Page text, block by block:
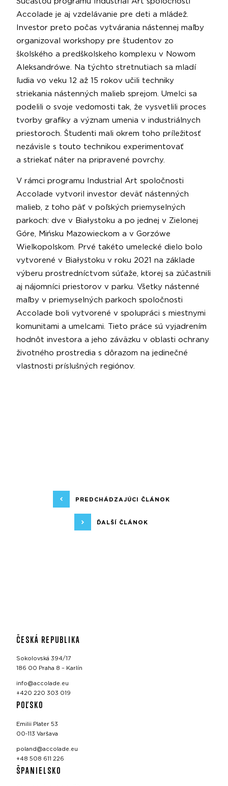
Accolade je aj vzdelávanie pre deti a mládež.
Investor preto počas vytvárania nástennej maľby
organizoval workshopy pre študentov zo
školského a predškolskeho komplexu v Nowom
Aleksandrówe. Na týchto stretnutiach sa mladí
ľudia vo veku 12 až 15 rokov učili techniky
striekania nástenných malieb sprejom. Umelci sa
podelili o svoje vedomosti tak, že vysvetlili proces
tvorby grafiky a význam umenia v industriálnych
priestoroch. Študenti mali okrem toho príležitosť
nezávisle s touto technikou experimentovať
a striekať náter na pripravené povrchy.
V rámci programu Industrial Art spoločnosti
Accolade vytvoril investor deväť nástenných
malieb, z toho päť v poľských priemyselných
parkoch: dve v Białystoku a po jednej v Zielonej
Góre, Mińsku Mazowieckom a v Gorzówe
Wielkopolskom. Prvé takéto umelecké dielo bolo
vytvorené v Białystoku v roku 2021 na základe
výberu prostredníctvom súťaže, ktorej sa zúčastnili
aj nájomníci priestorov v parku. Všetky nástenné
maľby v priemyselných parkoch spoločnosti
Accolade boli vytvorené v spolupráci s miestnymi
komunitami a umelcami. Tieto práce sú vyjadrením
hodnôt investora a jeho záväzku v oblasti ochrany
životného prostredia s dôrazom na jedinečné
vlastnosti príslušných regiónov.
PREDCHÁDZAJÚCI ČLÁNOK
ĎALŠÍ ČLÁNOK
ČESKÁ REPUBLIKA
Sokolovská 394/17
186 00 Praha 8 – Karlín
info@accolade.eu
+420 220 303 019
POĽSKO
Emilii Plater 53
00-113 Varšava
poland@accolade.eu
+48 508 611 226
ŠPANIELSKO